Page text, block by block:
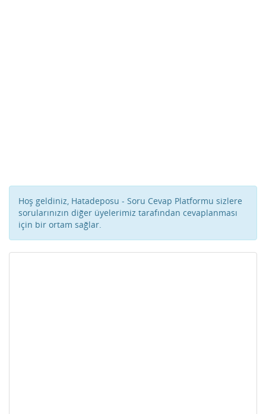
Hoş geldiniz, Hatadeposu - Soru Cevap Platformu sizlere
sorularınızın diğer üyelerimiz tarafından cevaplanması
için bir ortam sağlar.